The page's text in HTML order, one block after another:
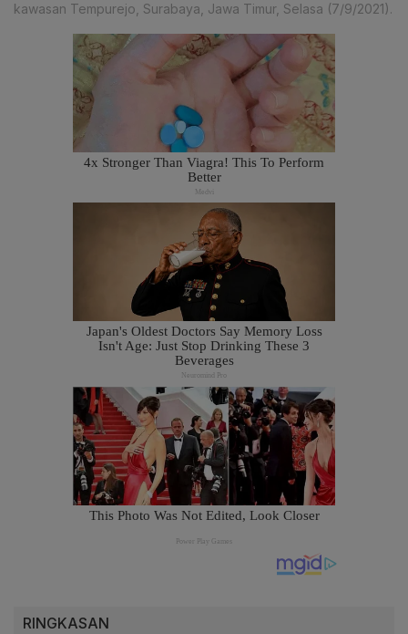
kawasan Tempurejo, Surabaya, Jawa Timur, Selasa (7/9/2021).
RINGKASAN